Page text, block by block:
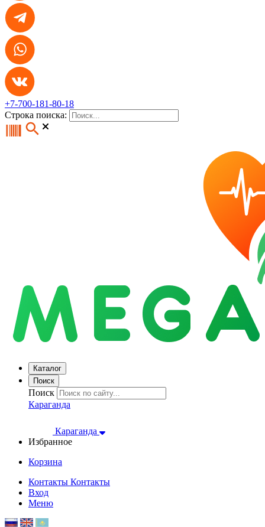
+7-700-181-80-18
Строка поиска:
Каталог
Поиск
Поиск
Караганда
Караганда
Избранное
Корзина
Контакты Контакты
Вход
Меню